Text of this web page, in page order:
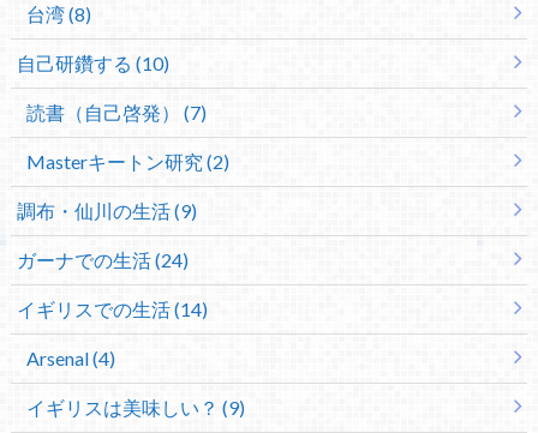
台湾 (8)
自己研鑽する (10)
読書（自己啓発） (7)
Masterキートン研究 (2)
調布・仙川の生活 (9)
ガーナでの生活 (24)
イギリスでの生活 (14)
Arsenal (4)
イギリスは美味しい？ (9)